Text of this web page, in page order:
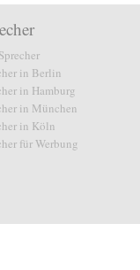
in Berlin
in Hamburg
in München
in Köln
für Werbung